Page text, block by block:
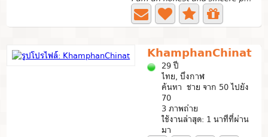
KhamphanChinat
29 ปี
ไทย, บึงกาฬ
ค้นหา ชาย จาก 50 ไปยัง
70
3 ภาพถ่าย
ใช้งานล่าสุด: 1 นาทีที่ผ่าน
มา